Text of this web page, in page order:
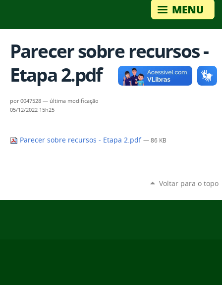
Parecer sobre recursos -
Etapa 2.pdf
por0047528 — última modificação
05/12/2022 15h25
Parecer sobre recursos - Etapa 2.pdf — 86 KB
Voltar para o topo